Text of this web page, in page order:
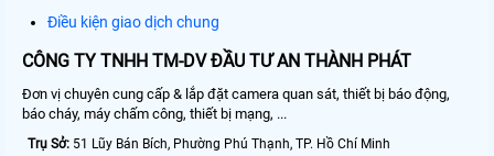
Điều kiện giao dịch chung
CÔNG TY TNHH TM-DV ĐẦU TƯ AN THÀNH PHÁT
Đơn vị chuyên cung cấp & lắp đặt camera quan sát, thiết bị báo động,
báo cháy, máy chấm công, thiết bị mạng, ...
Trụ Sở: 51 Lũy Bán Bích, Phường Phú Thạnh, TP. Hồ Chí Minh